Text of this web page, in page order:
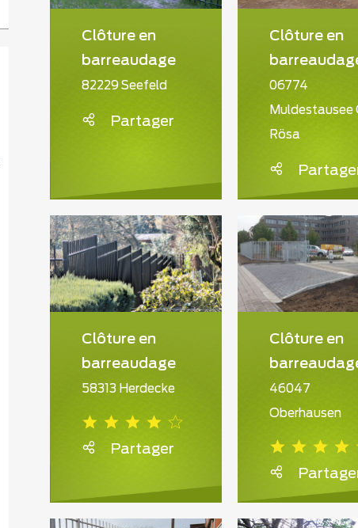
Clôture en
barreaudage
82229 Seefeld
Partager
Clôture en
06774
Muldestausee
Rösa
Clôture en
barreaudage
58313 Herdecke
Partager
Clôture en
46047
Oberhausen